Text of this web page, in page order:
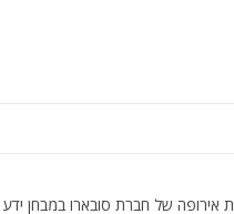
אירופה של חברת סובארו במבחן ידע